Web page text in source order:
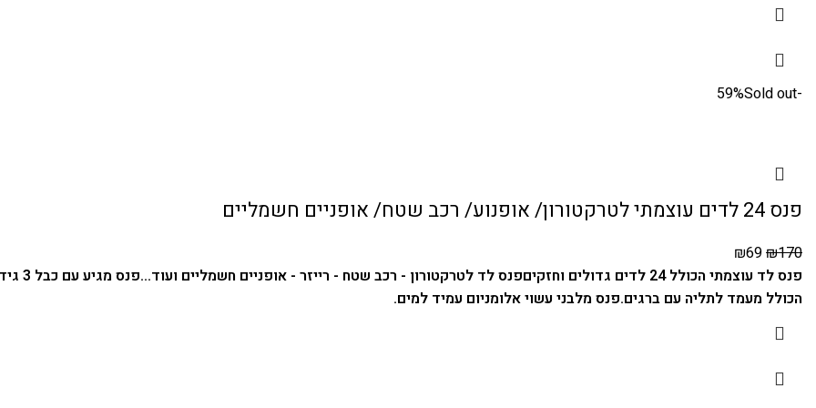
-59%
Sold out
פנס 24 לדים עוצמתי לטרקטורון/ אופנוע/ רכב שטח/ אופניים חשמליים
₪170
₪69
פנס לד עוצמתי הכולל 24 לדים גדולים וחזקים
פנס לד לטרקטורון - רכב שטח - רייזר - אופניים חשמליים ועוד...פנס מגיע עם כבל 3 גידים באורך 1 מטר : אדום - פלוס, שחור- מינוס, צהוב - ארקה.
הכולל מעמד לתליה עם ברגים.פנס מלבני עשוי אלומניום עמיד למים.